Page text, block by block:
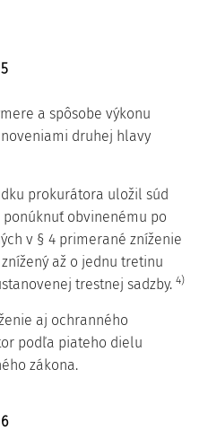
a spôsobe výkonu
druhej hlavy
prokurátora uložil súd
ponúknuť obvinenému po
v § 4 primerané zníženie
až o jednu tretinu
trestnej sadzby. 4)
aj ochranného
podľa piateho dielu
zákona.